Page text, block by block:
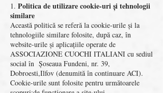
1. Politica de utilizare cookie-uri și tehnologii
similare
Această politică se referă la cookie-urile și la
tehnologiile similare folosite, după caz, în
website-urile și aplicațiile operate de
ASSOCIAZIONE CUOCHI ITALIANI cu sediul
social în Șoseaua Fundeni, nr. 39,
Dobroesti,Ilfov (denumită în continuare ACI).
Cookie-urile sunt folosite pentru următoarele